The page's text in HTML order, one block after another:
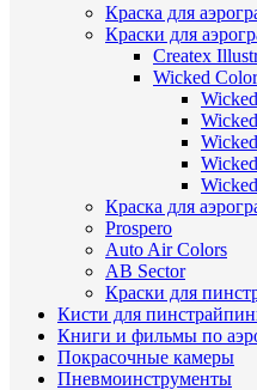
Краска для
Краски для
Createx
Wicked
Краска для
Prospero
Auto Air Colors
AB Sector
Краски для
Кисти для
Книги и фильмы по
Покрасочные камеры
Пневмоинструменты